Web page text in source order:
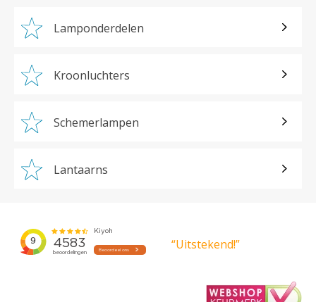
Lamponderdelen
Kroonluchters
Schemerlampen
Lantaarns
“Uitstekend!”